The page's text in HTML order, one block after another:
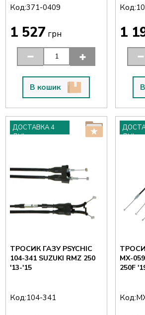
Код:371-0409
1 527 грн
В кошик
Код:
1
ДОСТАВКА 4
ДНІ
ТРОСИК ГАЗУ PSYCHIC
104-341 SUZUKI RMZ 250
'13-'15
Код:104-341
ДНІ
MX-
250F
Код: